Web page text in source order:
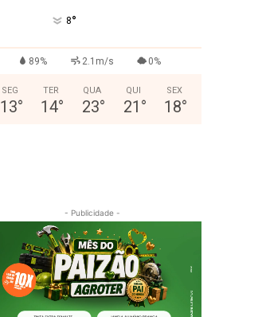
8°
89% 2.1m/s 0%
SEG
13°
TER
14°
QUA
23°
QUI
21 °
SEX
18°
- Publicidade -